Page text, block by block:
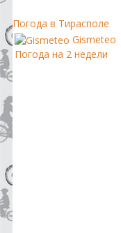
Погода в Тирасполе
Gismeteo
Погода на 2 недели